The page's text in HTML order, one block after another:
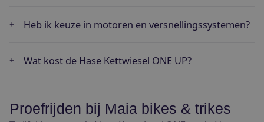
Heb ik keuze in motoren en versnellingssystemen?
Wat kost de Hase Kettwiesel ONE UP?
Proefrijden bij Maia bikes & trikes